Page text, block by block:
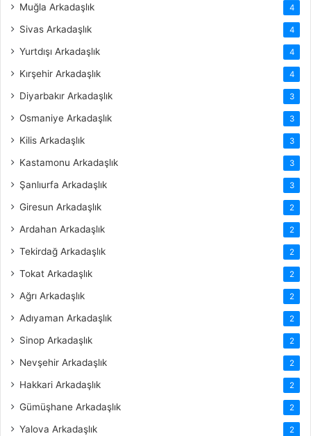
Muğla Arkadaşlık 4
Sivas Arkadaşlık 4
Yurtdışı Arkadaşlık 4
Kırşehir Arkadaşlık 4
Diyarbakır Arkadaşlık 3
Osmaniye Arkadaşlık 3
Kilis Arkadaşlık 3
Kastamonu Arkadaşlık 3
Şanlıurfa Arkadaşlık 3
Giresun Arkadaşlık 2
Ardahan Arkadaşlık 2
Tekirdağ Arkadaşlık 2
Tokat Arkadaşlık 2
Ağrı Arkadaşlık 2
Adıyaman Arkadaşlık 2
Sinop Arkadaşlık 2
Nevşehir Arkadaşlık 2
Hakkari Arkadaşlık 2
Gümüşhane Arkadaşlık 2
Yalova Arkadaşlık 2